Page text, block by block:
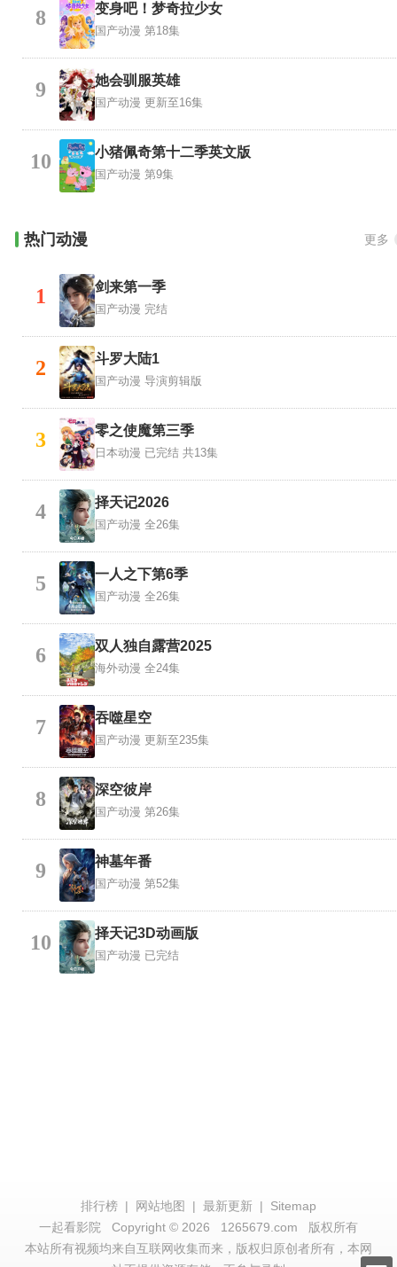
8 变身吧！梦奇拉少女
国产动漫 第18集
9 她会驯服英雄
国产动漫 更新至16集
10 小猪佩奇第十二季英文版
国产动漫 第9集
热门动漫 更多
1 剑来第一季
国产动漫 完结
2 斗罗大陆1
国产动漫 导演剪辑版
3 零之使魔第三季
日本动漫 已完结 共13集
4 择天记2026
国产动漫 全26集
5 一人之下第6季
国产动漫 全26集
6 双人独自露营2025
海外动漫 全24集
7 吞噬星空
国产动漫 更新至235集
8 深空彼岸
国产动漫 第26集
9 神墓年番
国产动漫 第52集
10 择天记3D动画版
国产动漫 已完结
排行榜 | 网站地图 | 最新更新 |
Sitemap
一起看影院
Copyright © 2026 1265679.com
版权所有
本站所有视频均来自互联网收集而来，版权归原创者所有，本网